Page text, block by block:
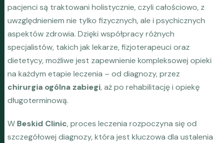
pacjenci są traktowani holistycznie, czyli całościowo, z
uwzględnieniem nie tylko fizycznych, ale i psychicznych
aspektów zdrowia. Dzięki współpracy różnych
specjalistów, takich jak lekarze, fizjoterapeuci oraz
dietetycy, możliwe jest zapewnienie kompleksowej opieki
na każdym etapie leczenia – od diagnozy, przez
chirurgia ogólna zabiegi, aż po rehabilitację i opiekę
długoterminową.
W Beskid Clinic, proces leczenia rozpoczyna się od
szczegółowej diagnozy, która jest kluczowa dla ustalenia